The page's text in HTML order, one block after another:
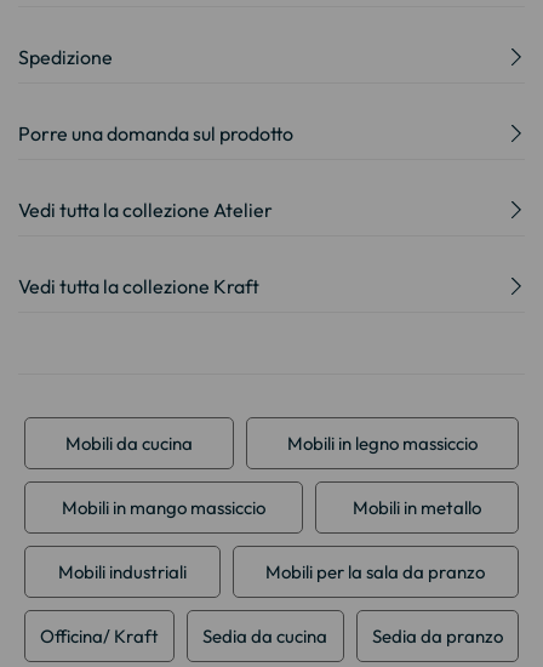
Spedizione
Porre una domanda sul prodotto
Vedi tutta la collezione Atelier
Vedi tutta la collezione Kraft
Mobili da cucina Mobili in legno massiccio
Mobili in mango massiccio Mobili in metallo
Mobili industriali Mobili per la sala da pranzo
Officina/ Kraft Sedia da cucina Sedia da pranzo